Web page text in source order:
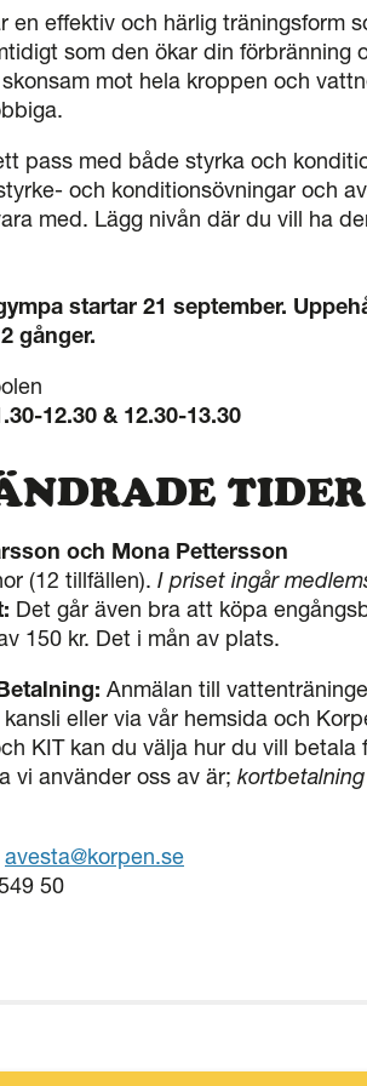
en effektiv och härlig träningsform
som den ökar din förbränning
mot hela kroppen och
pass med både styrka och
och konditionsövningar och
med. Lägg nivån där du vill ha
startar 21 september.
gånger.
12.30 & 12.30-13.30
TIDER
och Mona Pettersson
(12 tillfällen). I priset ingår
Det går även bra att köpa
150 kr. Det i mån av plats.
Anmälan till
eller via vår hemsida och
KIT kan du välja hur du vill
vi använder oss av är; kortbetalning
avesta@korpen.se
50